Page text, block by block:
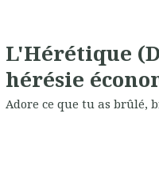
L'Hérétique
hérésie
Adore ce que tu as brûlé,